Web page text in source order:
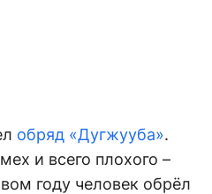
обряд «Дугжууба».
и всего плохого –
году человек обрёл